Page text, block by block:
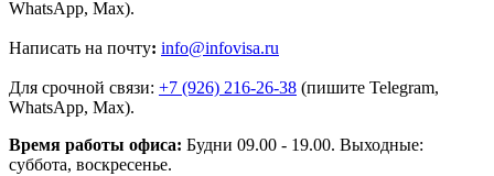
WhatsApp, Max).
Написать на почту: info@infovisa.ru
Для срочной связи: +7 (926) 216-26-38 (пишите Telegram,
WhatsApp, Max).
Время работы офиса: Будни 09.00 - 19.00. Выходные:
суббота, воскресенье.